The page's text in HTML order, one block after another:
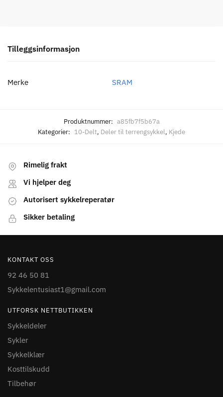
Tilleggsinformasjon
Merke SRAM
Produktnummer: a85fb7f5b67a
Kategorier: 10-Delt, Deler til terrengsykkel, Kjede
Rimelig frakt
Vi hjelper deg
Autorisert sykkelreperatør
Sikker betaling
KONTAKT OSS
92 46 50 81
Sykkelentusiast1@gmail.com
UTFORSK NETTBUTIKKEN
Sykkeldeler
Sykler
Sykkelklær
Kosttilskudd
Tilbehør